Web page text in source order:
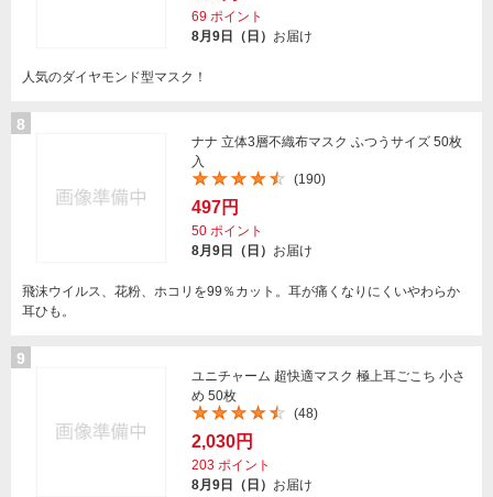
69 ポイント
8月9日（日） お届け
人気のダイヤモンド型マスク！
8
ナナ 立体3層不織布マスク ふつうサイズ 50枚
入
(190)
497円
50 ポイント
8月9日（日） お届け
飛沫ウイルス、花粉、ホコリを99％カット。耳が痛くなりにくいやわらか
耳ひも。
9
ユニチャーム 超快適マスク 極上耳ごこち 小さ
め 50枚
(48)
2,030円
203 ポイント
8月9日（日） お届け